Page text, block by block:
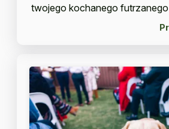
twojego kochanego